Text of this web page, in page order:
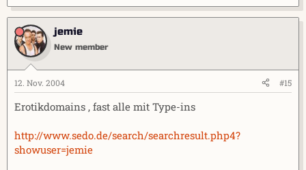
jemie
New member
12. Nov. 2004 #15
Erotikdomains , fast alle mit Type-ins
http://www.sedo.de/search/searchresult.php4?
showuser=jemie